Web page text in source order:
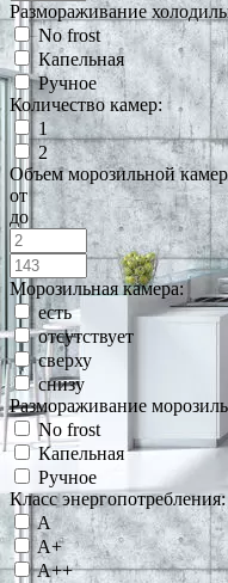
Размораживание
No frost
Капельная
Ручное
Количество камер:
1
2
Объем морозильной
от
до
Морозильная камера:
есть
отсутствует
сверху
снизу
Размораживание
No frost
Капельная
Ручное
Класс энергопотребления:
A
A+
A++